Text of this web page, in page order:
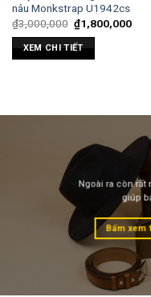
nâu Monkstrap U1942cs
₫3,000,000 ₫1,800,000
XEM CHI TIẾT
Ngoài ra còn rất
giúp
Bấm xem